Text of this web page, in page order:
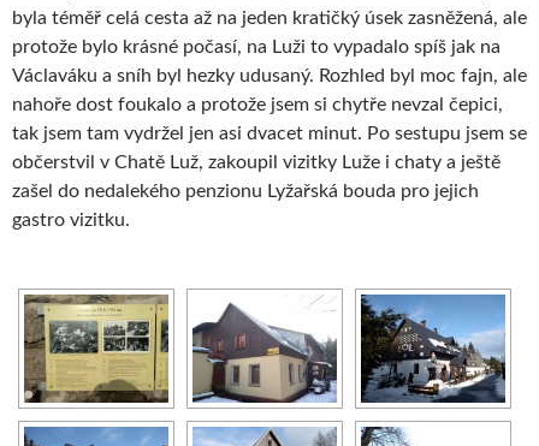
byla téměř celá cesta až na jeden kratičký úsek zasněžená, ale
protože bylo krásné počasí, na Luži to vypadalo spíš jak na
Václaváku a sníh byl hezky udusaný. Rozhled byl moc fajn, ale
nahoře dost foukalo a protože jsem si chytře nevzal čepici,
tak jsem tam vydržel jen asi dvacet minut. Po sestupu jsem se
občerstvil v Chatě Luž, zakoupil vizitky Luže i chaty a ještě
zašel do nedalekého penzionu Lyžařská bouda pro jejich
gastro vizitku.